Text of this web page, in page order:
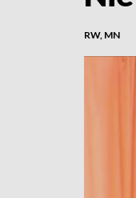
RW, MN